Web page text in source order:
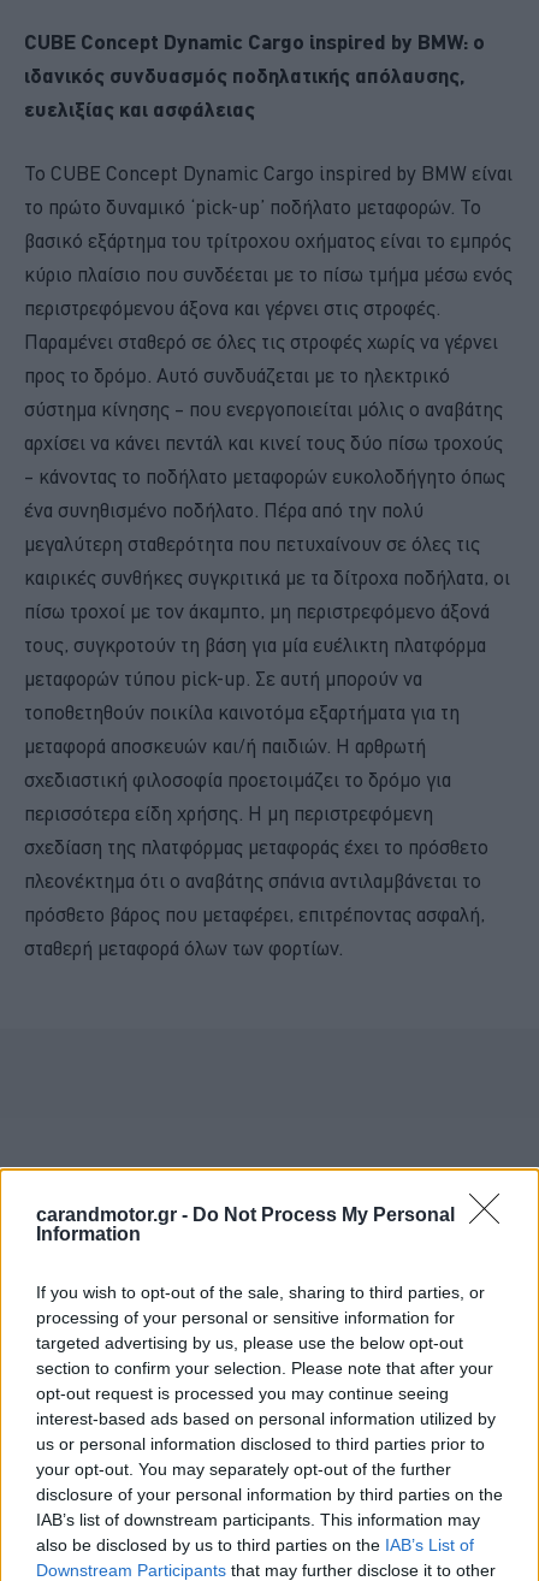
carandmotor.gr - Do Not Process My Personal
Information
If you wish to opt-out of the sale, sharing to third parties, or
processing of your personal or sensitive information for
targeted advertising by us, please use the below opt-out
section to confirm your selection. Please note that after your
opt-out request is processed you may continue seeing
interest-based ads based on personal information utilized by
us or personal information disclosed to third parties prior to
your opt-out. You may separately opt-out of the further
disclosure of your personal information by third parties on the
IAB’s list of downstream participants. This information may
also be disclosed by us to third parties on the IAB’s List of
Downstream Participants that may further disclose it to other
CUBE Concept Dynamic Cargo inspired by BMW: ο
ιδανικός συνδυασμός ποδηλατικής απόλαυσης,
ευελιξίας και ασφάλειας
Το CUBE Concept Dynamic Cargo inspired by BMW είναι
το πρώτο δυναμικό ‘pick-up’ ποδήλατο μεταφορών. Το
βασικό εξάρτημα του τρίτροχου οχήματος είναι το εμπρός
κύριο πλαίσιο που συνδέεται με το πίσω τμήμα μέσω ενός
περιστρεφόμενου άξονα και γέρνει στις στροφές.
Παραμένει σταθερό σε όλες τις στροφές χωρίς να γέρνει
προς το δρόμο. Αυτό συνδυάζεται με το ηλεκτρικό
σύστημα κίνησης – που ενεργοποιείται μόλις ο αναβάτης
αρχίσει να κάνει πεντάλ και κινεί τους δύο πίσω τροχούς
– κάνοντας το ποδήλατο μεταφορών ευκολοδήγητο όπως
ένα συνηθισμένο ποδήλατο. Πέρα από την πολύ
μεγαλύτερη σταθερότητα που πετυχαίνουν σε όλες τις
καιρικές συνθήκες συγκριτικά με τα δίτροχα ποδήλατα, οι
πίσω τροχοί με τον άκαμπτο, μη περιστρεφόμενο άξονά
τους, συγκροτούν τη βάση για μία ευέλικτη πλατφόρμα
μεταφορών τύπου pick-up. Σε αυτή μπορούν να
τοποθετηθούν ποικίλα καινοτόμα εξαρτήματα για τη
μεταφορά αποσκευών και/ή παιδιών. Η αρθρωτή
σχεδιαστική φιλοσοφία προετοιμάζει το δρόμο για
περισσότερα είδη χρήσης. Η μη περιστρεφόμενη
σχεδίαση της πλατφόρμας μεταφοράς έχει το πρόσθετο
πλεονέκτημα ότι ο αναβάτης σπάνια αντιλαμβάνεται το
πρόσθετο βάρος που μεταφέρει, επιτρέποντας ασφαλή,
σταθερή μεταφορά όλων των φορτίων.